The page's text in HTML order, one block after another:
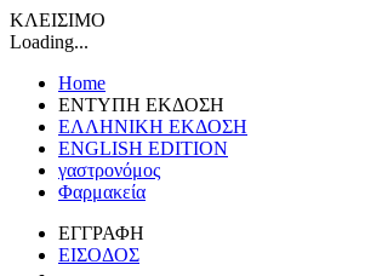
ΚΛΕΙΣΙΜΟ
Loading...
Home
ΕΝΤΥΠΗ ΕΚΔΟΣΗ
ΕΛΛΗΝΙΚΗ ΕΚΔΟΣΗ
ENGLISH EDITION
γαστρονόμος
Φαρμακεία
ΕΓΓΡΑΦΗ
ΕΙΣΟΔΟΣ